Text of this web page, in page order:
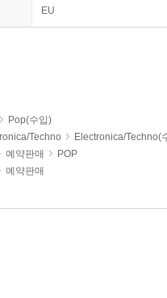
EU
Pop(수입)
Techno
Electronica/Techno(
예약판매
POP
예약판매